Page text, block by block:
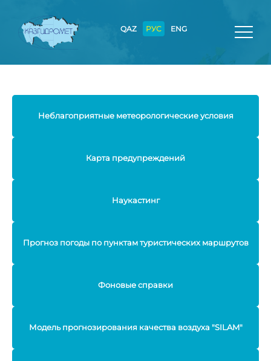
QAZ РУС ENG
Неблагоприятные метеорологические условия
Карта предупреждений
Наукастинг
Прогноз погоды по пунктам туристических маршрутов
Фоновые справки
Модель прогнозирования качества воздуха "SILAM"